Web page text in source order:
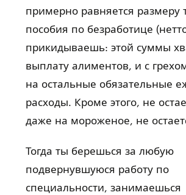
примерно равняется размеру
пособия по безработице
прикидываешь: этой суммы
выплату алиментов, и с
на остальные обязательные
расходы. Кроме этого, не
даже на мороженое, не
Тогда ты берешься за любую
подвернувшуюся работу по
специальности, занимаешься